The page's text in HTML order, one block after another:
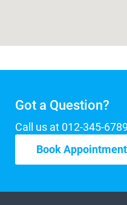
Got a Question?
Call us at 012-345-
Book Appointment